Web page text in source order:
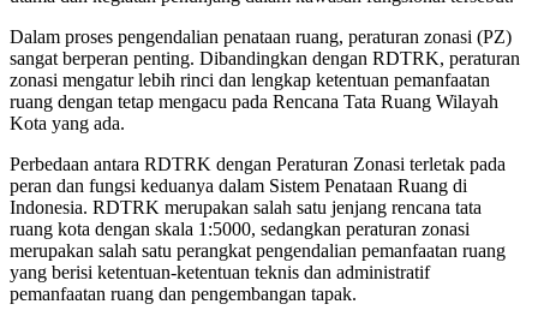
Dalam proses pengendalian penataan ruang, peraturan zonasi (PZ)
sangat berperan penting. Dibandingkan dengan RDTRK, peraturan
zonasi mengatur lebih rinci dan lengkap ketentuan pemanfaatan
ruang dengan tetap mengacu pada Rencana Tata Ruang Wilayah
Kota yang ada.
Perbedaan antara RDTRK dengan Peraturan Zonasi terletak pada
peran dan fungsi keduanya dalam Sistem Penataan Ruang di
Indonesia. RDTRK merupakan salah satu jenjang rencana tata
ruang kota dengan skala 1:5000, sedangkan peraturan zonasi
merupakan salah satu perangkat pengendalian pemanfaatan ruang
yang berisi ketentuan-ketentuan teknis dan administratif
pemanfaatan ruang dan pengembangan tapak.